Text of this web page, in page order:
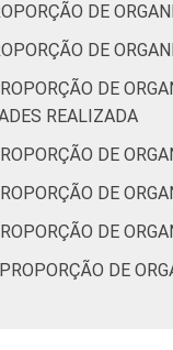
DE
DE
DE
REALIZADA
DE
DE
DE
DE